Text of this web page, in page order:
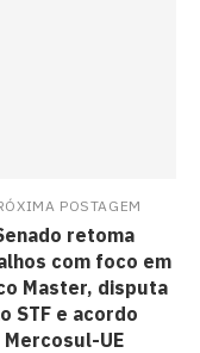
POSTAGEM
retoma
com foco em
Master, disputa
STF e acordo
Mercosul-UE